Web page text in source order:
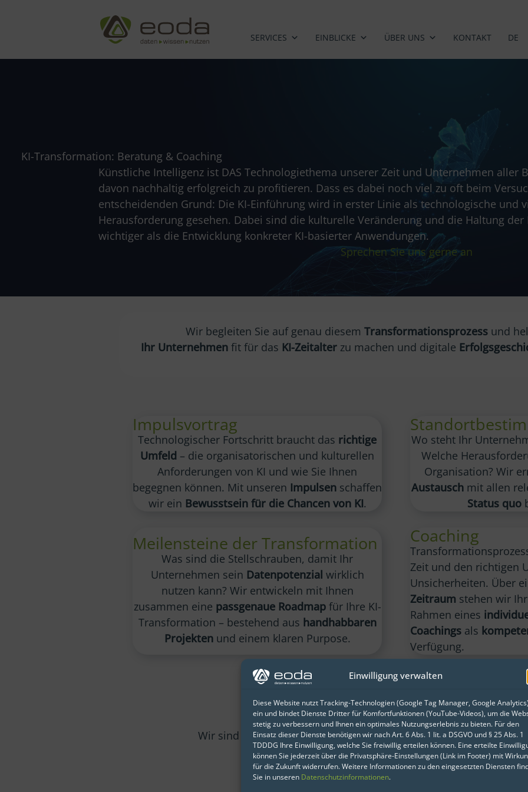
Einwilligung verwalten
Diese Website nutzt Tracking-Technologien (Google Tag Manager, Google
ein und bindet Dienste Dritter für Komfortfunktionen (YouTube-Videos), um die
stetig zu verbessern und Ihnen ein optimales Nutzungserlebnis zu bieten. Für den
Einsatz dieser Dienste benötigen wir nach Art. 6 Abs. 1 lit. a DSGVO und § 25 Abs. 1
TDDDG Ihre Einwilligung, welche Sie freiwillig erteilen können. Eine erteilte
können Sie jederzeit über die Privatsphäre-Einstellungen (Link im Footer) mit
für die Zukunft widerrufen. Weitere Informationen zu den eingesetzten Diensten
Sie in unseren Datenschutzinformationen.
SERVICES EINBLICKE ÜBER UNS KONTAKT DE
KI-Transformation: Beratung & Coaching
Künstliche Intelligenz ist DAS Technologiethema unserer Zeit und Unternehmen aller
davon nachhaltig erfolgreich zu profitieren. Dass es dabei noch viel zu oft beim
entscheidenden Grund: Die KI-Einführung wird in erster Linie als technologische und
Herausforderung gesehen. Dabei sind die kulturelle Veränderung und die Haltung
wichtiger als die Entwicklung konkreter KI-basierter Anwendungen.
Sprechen Sie uns gerne an
Wir begleiten Sie auf genau diesem Transformationsprozessund
Ihr Unternehmen fit für das KI-Zeitalter zu machen und digitale
Impulsvortrag
Technologischer Fortschritt braucht das richtige
Umfeld – die organisatorischen und kulturellen
Anforderungen von KI und wie Sie Ihnen
begegnen können. Mit unseren Impulsen schaffen
wir ein Bewusstsein für die Chancen von KI.
Wo steht Ihr
Welche
Organisation? Wir
Austausch mit allen
Status quo
Meilensteine der Transformation
Was sind die Stellschrauben, damit Ihr
Unternehmen sein Datenpotenzial wirklich
nutzen kann? Wir entwickeln mit Ihnen
zusammen eine passgenaue Roadmapfür Ihre KI-
Transformation – bestehend aus handhabbaren
Projektenund einem klaren Purpose.
Coaching
Zeit und den richtigen
Unsicherheiten. Über
Zeitraum stehen wir
Rahmen eines
Coachingsals
Verfügung.
Wir sind Mitglied